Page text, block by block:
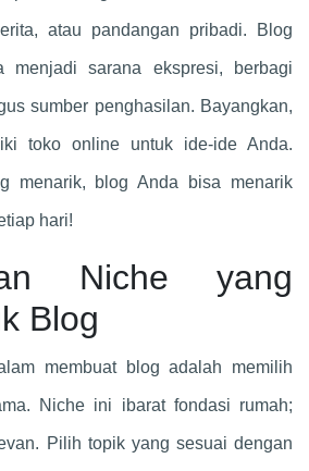
atau pandangan pribadi. Blog
menjadi sarana ekspresi, berbagi
sumber penghasilan. Bayangkan,
toko online untuk ide-ide Anda.
menarik, blog Anda bisa menarik
hari!
Niche yang
Blog
membuat blog adalah memilih
Niche ini ibarat fondasi rumah;
Pilih topik yang sesuai dengan